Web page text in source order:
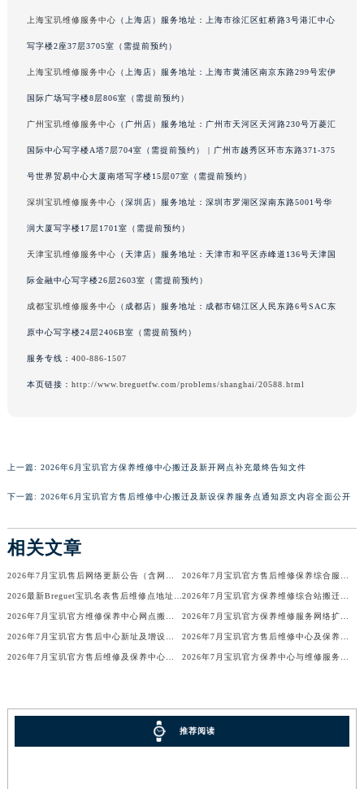
澳门特别行政区风顺堂区南湾大马路宝玑售后服务中心（需提前预约）
澳门特别行政区望德堂区塔石广场宝玑售后服务中心（需提前预约）
福建省福州市鼓楼区五四路128-1号恒力城写字楼15层03室宝玑售后服务中心（需提前预约）
广东省潮州市潮安区新风路与潮汕路交汇处宝玑售后服务中心（需提前预约）
广东省江门市蓬江区广场西路宝玑售后服务中心（需提前预约）
广东省梅州市梅江区金燕大道宝玑售后服务中心（需提前预约）
广东省深圳市罗湖区深南东路5001号华润大厦17层1701室宝玑售后服务中心（需提前预约）
广东省云浮市云城区金山路宝玑售后服务中心（需提前预约）
广西壮族自治区北海市海城区北京路宝玑售后服务中心（需提前预约）
广西壮族自治区崇左市江州区石景林街道友谊大道与丽川路交汇处宝玑售后服务中心（需提前预约）
广西壮族自治区河池市金城江区金城江街道朝阳路宝玑售后服务中心（需提前预约）
上海宝玑维修服务中心 （上海店）服务地址：上海市徐汇区虹桥路3号港汇中心
写字楼2座37层3705室（需提前预约）
上海宝玑维修服务中心 （上海店）服务地址：上海市黄浦区南京东路299号宏伊
国际广场写字楼8层806室（需提前预约）
广州宝玑维修服务中心 （广州店）服务地址：广州市天河区天河路230号万菱汇
国际中心写字楼A塔7层704室（需提前预约） | 广州市越秀区环市东路371-375
号世界贸易中心大厦南塔写字楼15层07室（需提前预约）
深圳宝玑维修服务中心 （深圳店）服务地址：深圳市罗湖区深南东路5001号华
润大厦写字楼17层1701室（需提前预约）
天津宝玑维修服务中心 （天津店）服务地址：天津市和平区赤峰道136号天津国
际金融中心写字楼26层2603室（需提前预约）
成都宝玑维修服务中心 （成都店）服务地址：成都市锦江区人民东路6号SAC东
原中心写字楼24层2406B室（需提前预约）
服务专线： 400-886-1507
本页链接： http://www.breguetfw.com/problems/shanghai/20588.html
上一篇: 2026年6月宝玑官方保养维修中心搬迁及新开网点补充最终告知文件
下一篇: 2026年6月宝玑官方售后维修中心搬迁及新设保养服务点通知原文内容全面公开
相关文章
2026年7月宝玑售后网络更新公告（含网点迁址及新开） 2026年7月宝玑官方售后维修保养综合服务网络最终完整发布确认
2026最新Breguet宝玑名表售后维修点地址考察报告 2026年7月宝玑官方保养维修综合站搬迁及新增服务点补充确认终稿
2026年7月宝玑官方维修保养中心网点搬迁及新增补充信息手册 2026年7月宝玑官方保养维修服务网络扩容公告（迁址+新开）
2026年7月宝玑官方售后中心新址及增设站点速览 2026年7月宝玑官方售后维修中心及保养中心最新调整公告
2026年7月宝玑官方售后维修及保养中心网点最终更新汇总确认稿 2026年7月宝玑官方保养中心与维修服务中心迁址及新开补充完整指南发布
推荐阅读